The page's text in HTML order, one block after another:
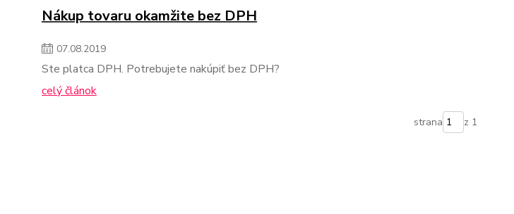
Nákup tovaru okamžite bez DPH
07.08.2019
Ste platca DPH. Potrebujete nakúpiť bez DPH?
celý článok
strana z 1